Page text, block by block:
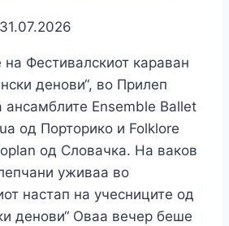
31.07.2026
на Фестивалскиот караван
денови“, во Прилеп
ансамблите Ensemble Ballet
од Порторико и Folklore
од Словачка. На ваков
уживаа во
настап на учесниците од
денови“ Оваа вечер беше